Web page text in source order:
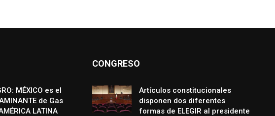
MÉXICO es el
de Gas
LATINA
CONGRESO
Artículos constitucionales
disponen dos diferentes
formas de ELEGIR al presidente